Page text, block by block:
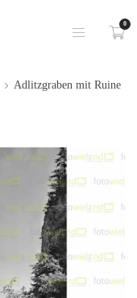
0
Adlitzgraben mit Ruine